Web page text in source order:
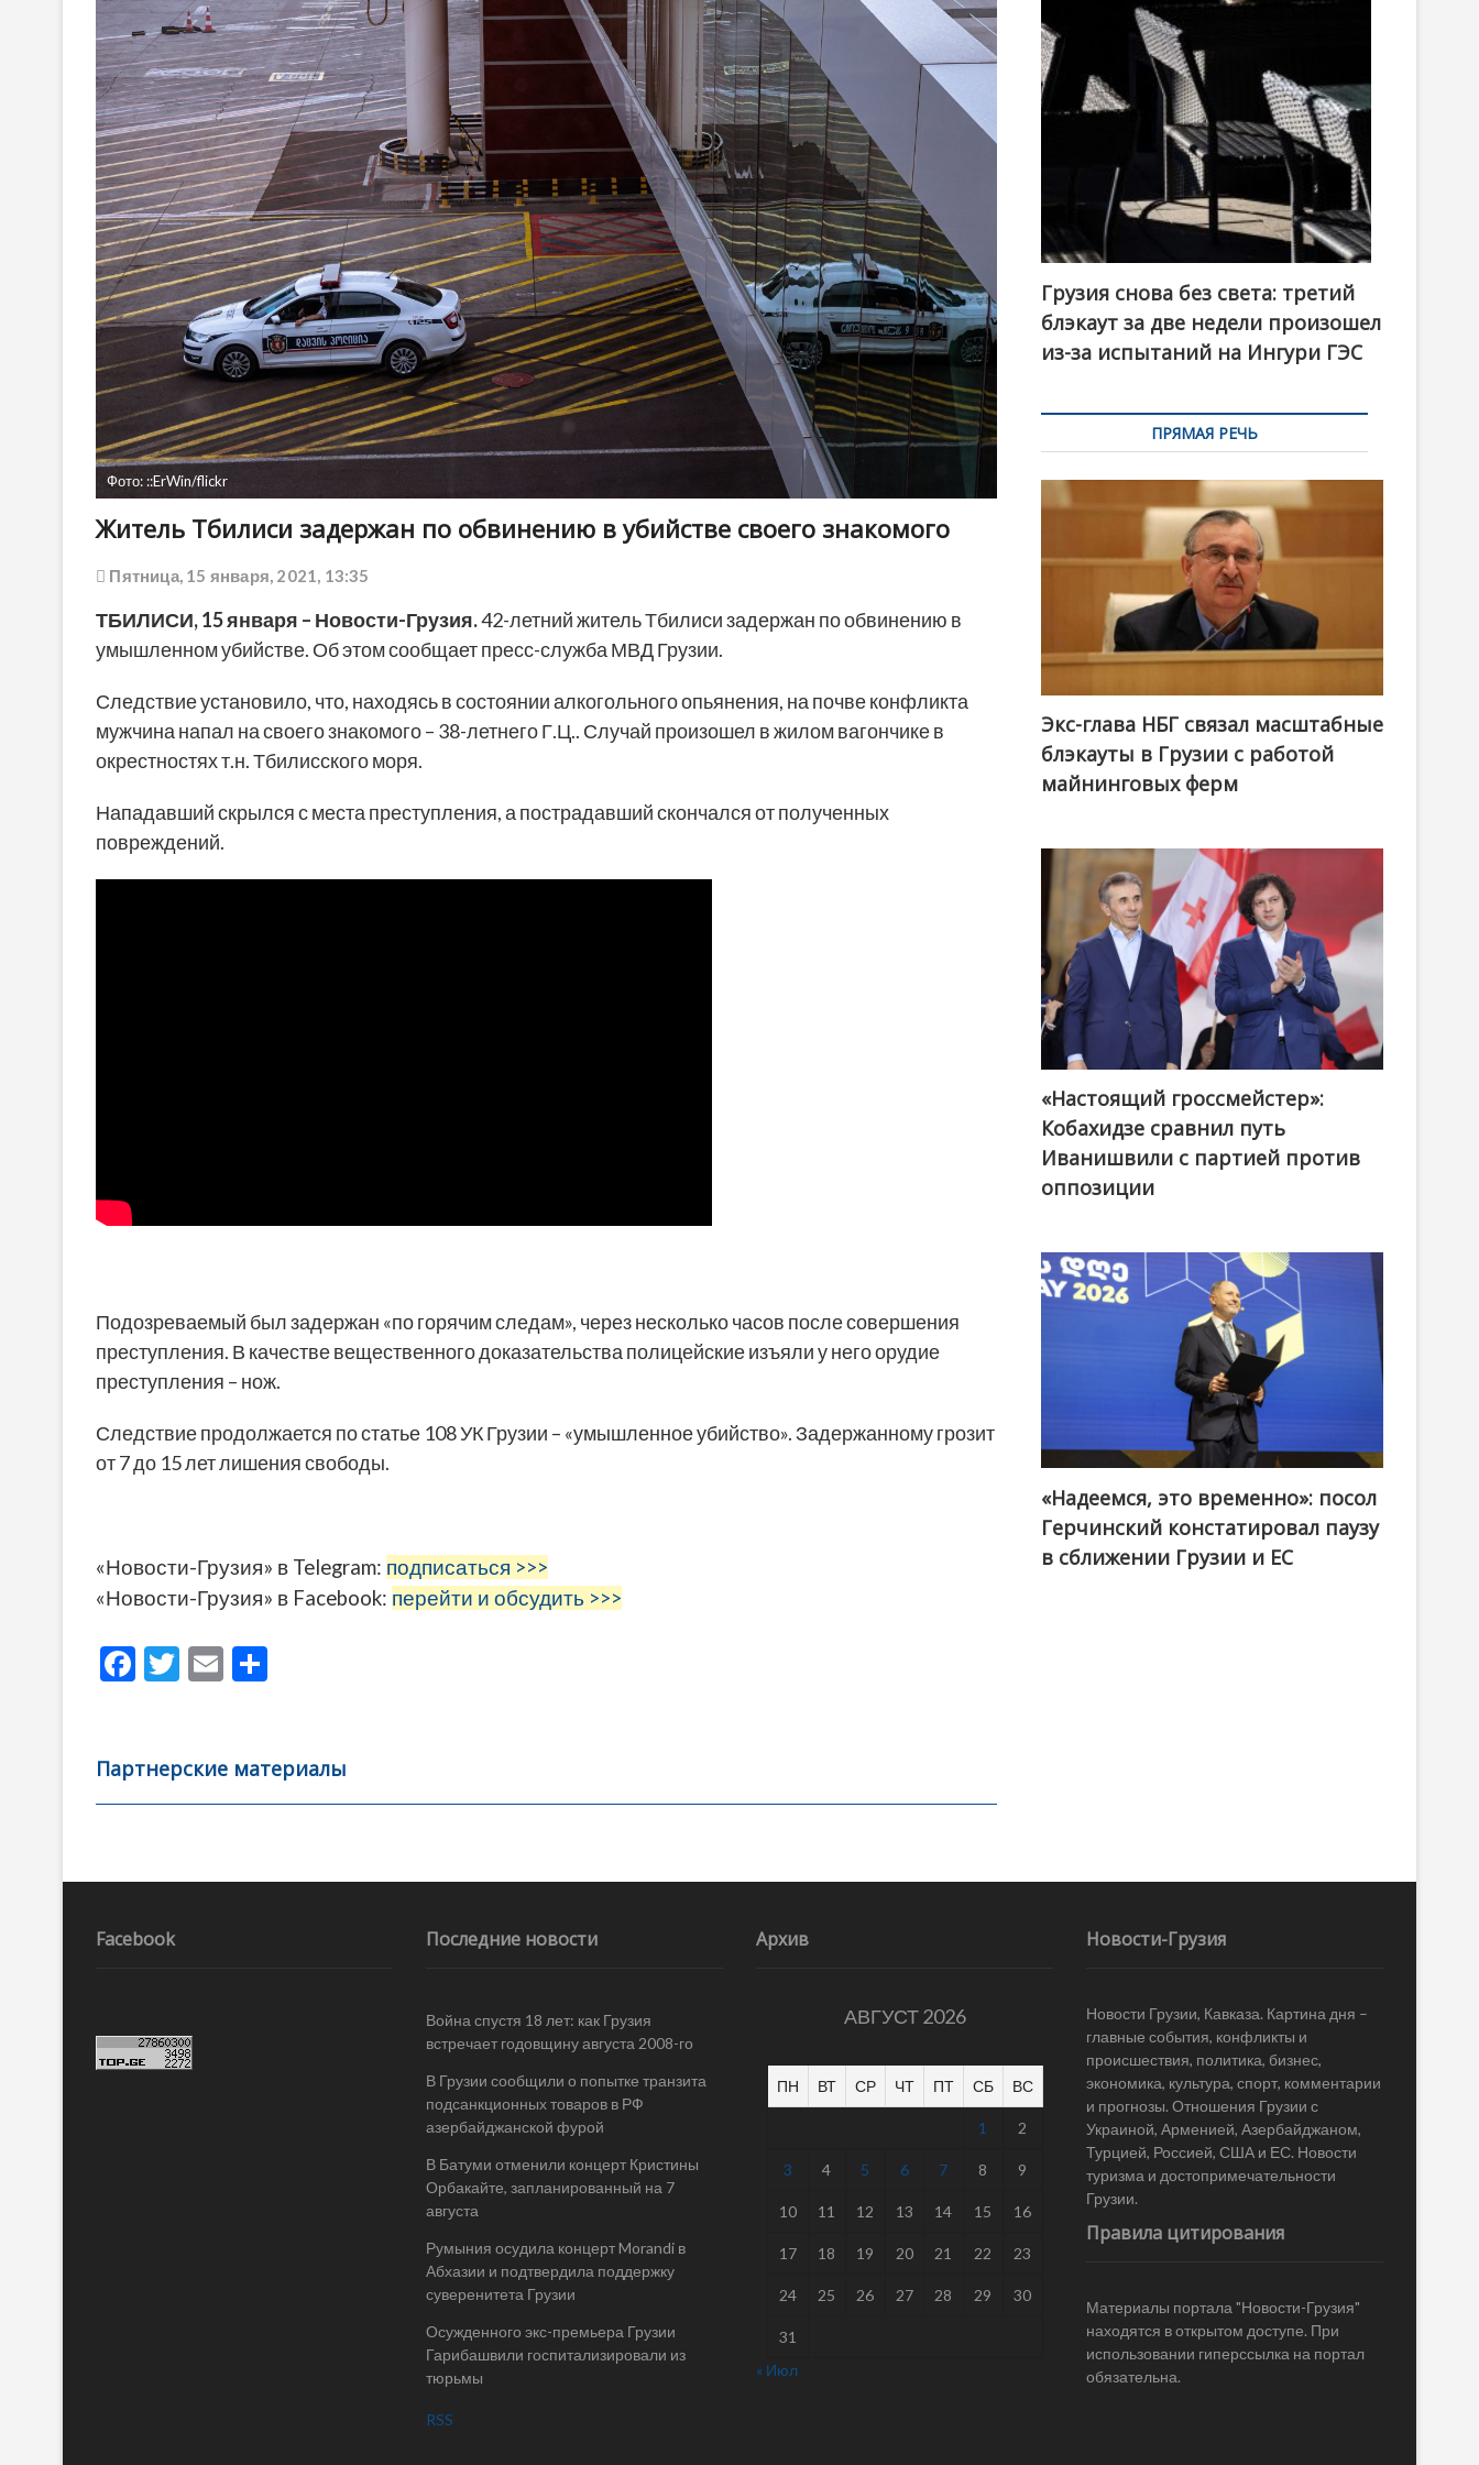
Фото: ::ErWin/flickr
Житель Тбилиси задержан по обвинению в убийстве своего знакомого
Пятница, 15 января, 2021, 13:35
ТБИЛИСИ, 15 января – Новости-Грузия.42-летний житель Тбилиси задержан по обвинению в
умышленном убийстве. Об этом сообщает пресс-служба МВД Грузии.
Следствие установило, что, находясь в состоянии алкогольного опьянения, на почве конфликта
мужчина напал на своего знакомого – 38-летнего Г.Ц.. Случай произошел в жилом вагончике в
окрестностях т.н. Тбилисского моря.
Нападавший скрылся с места преступления, а пострадавший скончался от полученных
повреждений.
Подозреваемый был задержан «по горячим следам», через несколько часов после совершения
преступления. В качестве вещественного доказательства полицейские изъяли у него орудие
преступления – нож.
Следствие продолжается по статье 108 УК Грузии – «умышленное убийство». Задержанному грозит
от 7 до 15 лет лишения свободы.
«Новости-Грузия» в Telegram: подписаться >>>
«Новости-Грузия» в Facebook: перейти и обсудить >>>
F
b
o
k
T
er
E
l
а
в
ть
Партнерские материалы
Навигация
записям
Грузия снова без света: третий
блэкаут за две недели произошел
из-за испытаний на Ингури ГЭС
ПРЯМАЯ РЕЧЬ
Экс-глава НБГ связал масштабные
блэкауты в Грузии с работой
майнинговых ферм
@ქართული ოცნება / Georgian Dream
«Настоящий гроссмейстер»:
Кобахидзе сравнил путь
Иванишвили с партией против
оппозиции
«Надеемся, это временно»: посол
Герчинский констатировал паузу
в сближении Грузии и ЕС
Facebook Последние новости
Война спустя 18 лет: как Грузия
встречает годовщину августа 2008-го
В Грузии сообщили о попытке транзита
подсанкционных товаров в РФ
азербайджанской фурой
В Батуми отменили концерт Кристины
Орбакайте, запланированный на 7
августа
Румыния осудила концерт Morandi в
Абхазии и подтвердила поддержку
суверенитета Грузии
Осужденного экс-премьера Грузии
Гарибашвили госпитализировали из
тюрьмы
RSS
Архив
АВГУСТ 2026
ПН ВТ СР ЧТ ПТ СБ ВС
1 2
3 4 5 6 7 8 9
10 11 12 13 14 15 16
17 18 19 20 21 22 23
24 25 26 27 28 29 30
31
« Июл
Новости-Грузия
Новости Грузии, Кавказа. Картина дня –
главные события, конфликты и
происшествия, политика, бизнес,
экономика, культура, спорт, комментарии
и прогнозы. Отношения Грузии с
Украиной, Арменией, Азербайджаном,
Турцией, Россией, США и ЕС. Новости
туризма и достопримечательности
Грузии.
Правила цитирования
Материалы портала "Новости-Грузия"
находятся в открытом доступе. При
использовании гиперссылка на портал
обязательна.